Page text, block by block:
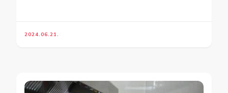
2024.06.21.